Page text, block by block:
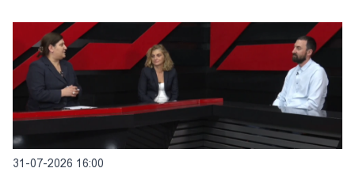
31-07-2026 16:00